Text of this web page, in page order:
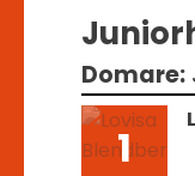
Domare:
1